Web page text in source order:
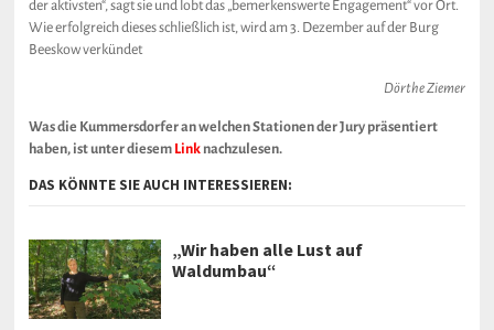
der aktivsten“, sagt sie und lobt das „bemerkenswerte Engagement“ vor Ort.
Wie erfolgreich dieses schließlich ist, wird am 3. Dezember auf der Burg
Beeskow verkündet
Dörthe Ziemer
Was die Kummersdorfer an welchen Stationen der Jury präsentiert
haben, ist unter diesem Link nachzulesen.
DAS KÖNNTE SIE AUCH INTERESSIEREN:
„Wir haben alle Lust auf
Waldumbau“